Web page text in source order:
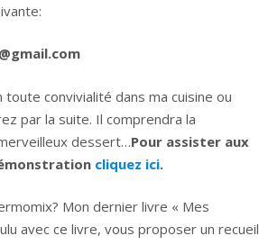
convivialité dans ma cuisine ou
par la suite. Il comprendra la
dessert…Pour assister aux
cliquez ici.
Mon dernier livre « Mes
avec ce livre, vous proposer un recueil